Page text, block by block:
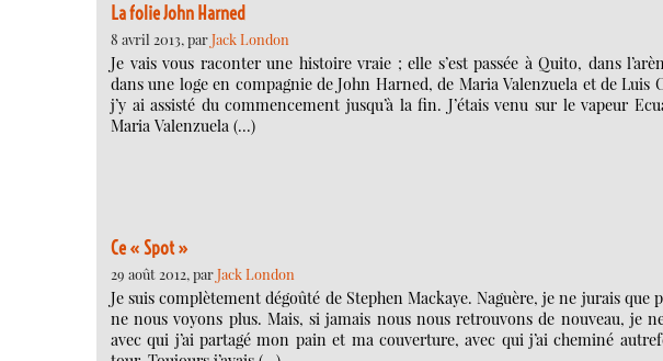
La folie John Harned
8 avril 2013, parJack London
Je vais vous raconter une histoire vraie ; elle s’est passée à Quito, dans
dans une loge en compagnie de John Harned, de Maria Valenzuela et de Luis
j’y ai assisté du commencement jusqu’à la fin. J’étais venu sur le vapeur
Maria Valenzuela (…)
Ce « Spot »
29 août 2012, parJack London
Je suis complètement dégoûté de Stephen Mackaye. Naguère, je ne jurais
ne nous voyons plus. Mais, si jamais nous nous retrouvons de nouveau, je
avec qui j’ai partagé mon pain et ma couverture, avec qui j’ai cheminé